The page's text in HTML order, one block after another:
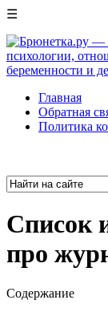
☰
Главная
Обратная
Политика
Список
про
Содержание